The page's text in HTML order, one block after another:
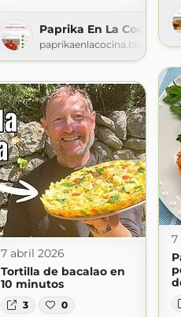
Paprika En La Cocina
7
7 abril 2026
Tortilla de bacalao en
10 minutos
3 0